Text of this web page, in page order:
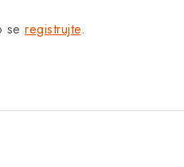
se registrujte.